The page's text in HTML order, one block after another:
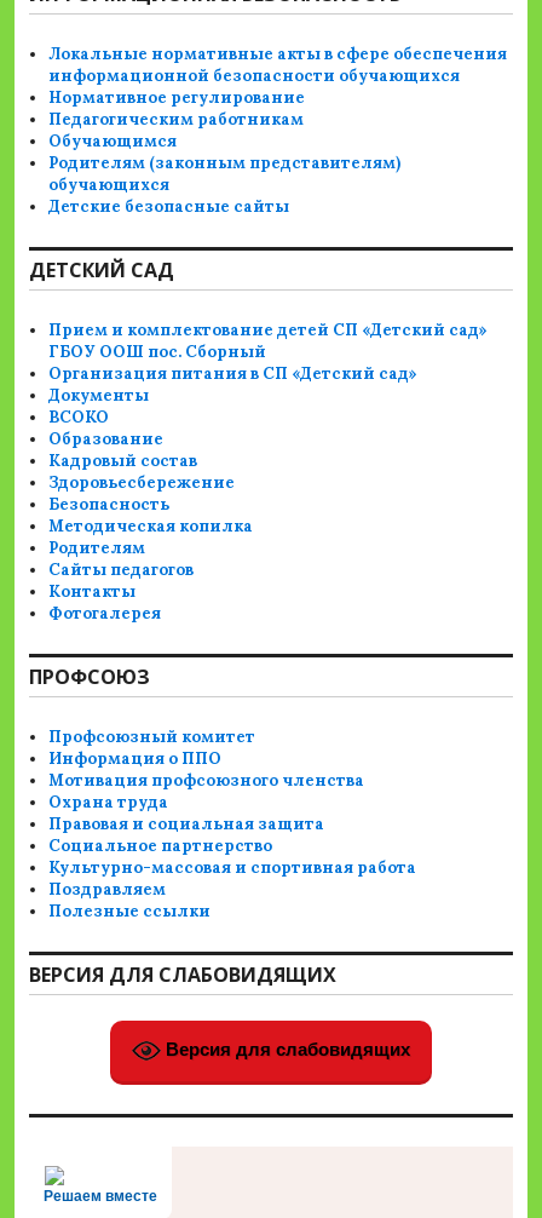
Локальные нормативные акты в сфере обеспечения
информационной безопасности обучающихся
Нормативное регулирование
Педагогическим работникам
Обучающимся
Родителям (законным представителям)
обучающихся
Детские безопасные сайты
ДЕТСКИЙ САД
Прием и комплектование детей СП «Детский сад»
ГБОУ ООШ пос. Сборный
Организация питания в СП «Детский сад»
Документы
ВСОКО
Образование
Кадровый состав
Здоровьесбережение
Безопасность
Методическая копилка
Родителям
Сайты педагогов
Контакты
Фотогалерея
ПРОФСОЮЗ
Профсоюзный комитет
Информация о ППО
Мотивация профсоюзного членства
Охрана труда
Правовая и социальная защита
Социальное партнерство
Культурно-массовая и спортивная работа
Поздравляем
Полезные ссылки
ВЕРСИЯ ДЛЯ СЛАБОВИДЯЩИХ
Версия для слабовидящих
Решаем вместе